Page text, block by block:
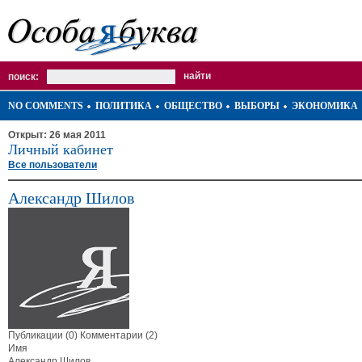
поиск:
NO COMMENTS ПОЛИТИКА ОБЩЕСТВО ВЫБОРЫ ЭКОНОМИКА
Открыт: 26 мая 2011
Личный кабинет
Все пользователи
Александр Шилов
Публикации (0) Комментарии (2)
Имя